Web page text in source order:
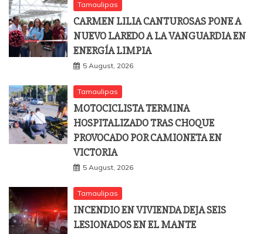
Tamaulipas
CARMEN LILIA CANTUROSAS PONE A
NUEVO LAREDO A LA VANGUARDIA EN
ENERGÍA LIMPIA
5 August, 2026
Tamaulipas
MOTOCICLISTA TERMINA
HOSPITALIZADO TRAS CHOQUE
PROVOCADO POR CAMIONETA EN
VICTORIA
5 August, 2026
Tamaulipas
INCENDIO EN VIVIENDA DEJA SEIS
LESIONADOS EN EL MANTE